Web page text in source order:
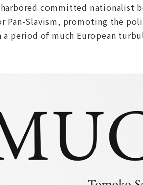
committed nationalist
Pan-Slavism, promoting the
period of much European